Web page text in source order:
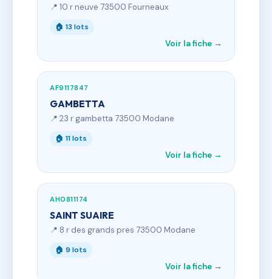
📍 10 r neuve 73500 Fourneaux
🏠 13 lots
Voir la fiche →
AF9117847
GAMBETTA
📍 23 r gambetta 73500 Modane
🏠 11 lots
Voir la fiche →
AH0811174
SAINT SUAIRE
📍 8 r des grands pres 73500 Modane
🏠 9 lots
Voir la fiche →